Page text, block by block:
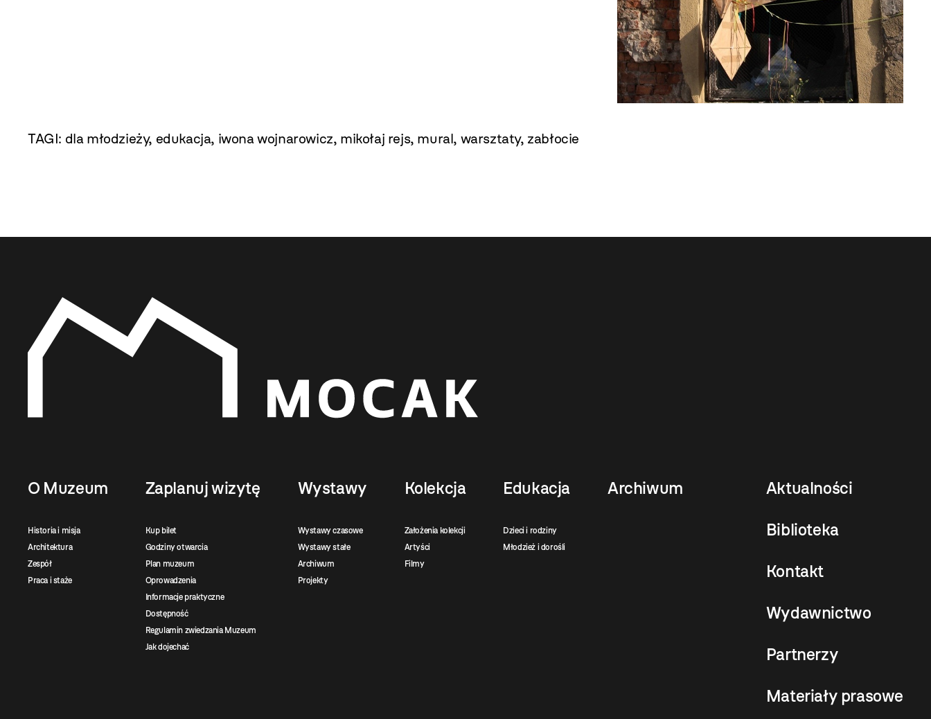
TAGI: dla młodzieży, edukacja, iwona wojnarowicz, mikołaj rejs, mural, warsztaty, zabłocie
O Muzeum
Historia i misja
Architektura
Zespół
Praca i staże
Zaplanuj wizytę
Kup bilet
Godziny otwarcia
Plan muzeum
Oprowadzenia
Informacje praktyczne
Dostępność
Regulamin zwiedzania Muzeum
Jak dojechać
Wystawy
Wystawy czasowe
Wystawy stałe
Archiwum
Projekty
Kolekcja
Założenia kolekcji
Artyści
Filmy
Edukacja
Dzieci i rodziny
Młodzież i dorośli
Archiwum Aktualności
Biblioteka
Kontakt
Wydawnictwo
Partnerzy
Materiały prasowe